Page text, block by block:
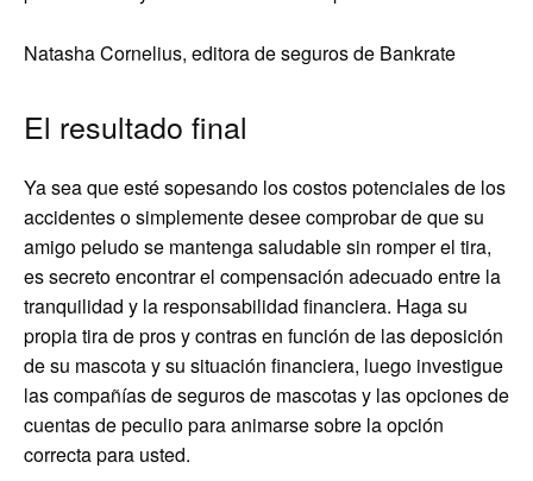
Natasha Cornelius, editora de seguros de Bankrate
El resultado final
Ya sea que esté sopesando los costos potenciales de los
accidentes o simplemente desee comprobar de que su
amigo peludo se mantenga saludable sin romper el tira,
es secreto encontrar el compensación adecuado entre la
tranquilidad y la responsabilidad financiera. Haga su
propia tira de pros y contras en función de las deposición
de su mascota y su situación financiera, luego investigue
las compañías de seguros de mascotas y las opciones de
cuentas de peculio para animarse sobre la opción
correcta para usted.